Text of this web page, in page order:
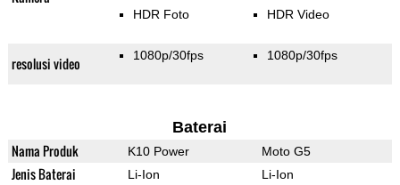
HDR Foto HDR Video
resolusi video 1080p/30fps 1080p/30fps
Baterai
Nama Produk K10 Power Moto G5
Jenis Baterai Li-Ion Li-Ion